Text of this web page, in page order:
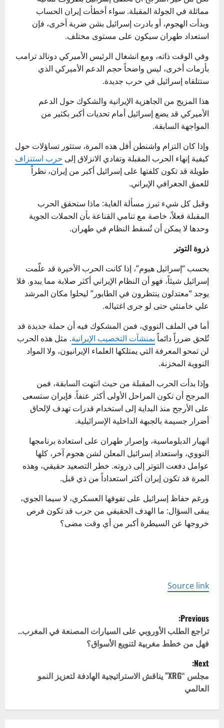
مماثلة في الجولة المقبلة. سواء أخطأت إيران الحساب
وبدأت الهجوم، أو بادرت إسرائيل بشن ضربة أخرى، فإن
استعداد طهران سيكون على مستوى مختلف.
وفي الوقت ذاته، ومع انشغال الرئيس الأميركي دونالد ترامب
بأزمات أخرى، ليس واضحاً حجم الدعم الأميركي الذي
ستتلقاه إسرائيل في حرب جديدة.
هذا المزيج من الجاهزية الإيرانية والشكوك حول الدعم
الأميركي قد يضع إسرائيل أمام تحديات أكبر بكثير من
المواجهة السابقة.
وإذا كان التزام واشنطن أقل هذه المرة، ستثور تساؤلات حول
كيفية إنهاء الحرب المقبلة وتفادي الانزلاق إلى حرب استنزاف
طويلة قد تكون كلفتها على إسرائيل أكبر من إيران، نظراً
للعمق الجغرافي الإيراني.
وقبل كل شيء تبرز مسألة الغاية: ماذا ستحقق الحرب
المقبلة فعلاً، خاصة مع تنامي القناعة بأن الحملات الجوية
وحدها لا يمكن أن تُسقط النظام في طهران.
ذروة التوتر
بحسب “إسرائيل هيوم”، إذا كانت الحرب الأخيرة قد علّمت
إسرائيل شيئاً، فهو أن النظام الإيراني أكثر صلابة مما يبدو. فلا
يوجد “معتدلون ينتظرون في الطابور” ليحلوا مكان المرشد
علي خامنئي حتى لو جرى اغتياله.
أما في الملف النووي، فمن المشكوك فيه أن حملة جديدة قد
تُلحق ضرراً دائماًبمنشآت التخصيب الإيرانية. مثل هذه الحرب
لن تمحو المعرفة التي يمتلكها العلماء الإيرانيون، ولا المواد
النووية المخزنة.
وإذا بدأت الحرب المقبلة من حيث انتهت السابقة، فمن
المرجح أن تكون المراحل الأولى أكثر عنفاً. فإيران ستسعى
على الأرجح منذ البداية إلى استخدام قدرات تهدف لإلحاق
أضرار جسيمة بالجبهة الداخلية الإسرائيلية.
انهيار الدبلوماسية، وإصرار طهران على استعادة برنامجها
النووي، واستعداد إسرائيل المعلن لشن هجوم آخر، كلها
عوامل دفعت التوتر إلى ذروته. خطر التصعيد حقيقي، وهذه
المرة قد تكون إيران أكثر استعداداً من ذي قبل.
ورغم حفاظ إسرائيل على تفوقها العسكري، لا سيما الجوي،
يبقى السؤال: ما الهدف الحقيقي من حرب قد تكون فرص
خروجها عن السيطرة أكبر من أي وقت مضى؟
Source link
P
o
s
t
n
Previous:
تراجع الطلب الأوروبي على السيارات المصنعة في المغرب..
فهل من خطط مغربية لتنويع الأسواق؟
Next:
مجلس “XRG” يناقش الاستراتيجية الهادفة لتعزيز النمو
العالمي